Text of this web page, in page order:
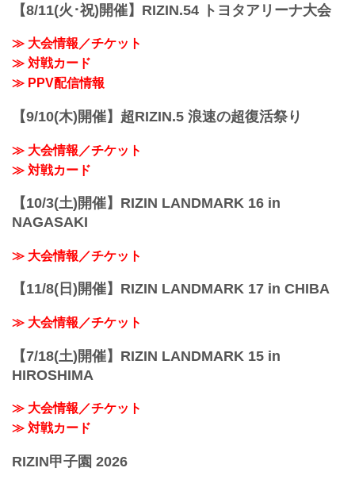
をテーマに、主要都市を中心に開催して
いる通常のナンバーシリーズやRIZIN
【8/11(火･祝)開催】RIZIN.54 トヨタアリーナ大会
≫ 大会情報／チケット
≫ 対戦カード
≫ PPV配信情報
【9/10(木)開催】超RIZIN.5 浪速の超復活祭り
≫ 大会情報／チケット
≫ 対戦カード
【10/3(土)開催】RIZIN LANDMARK 16 in
NAGASAKI
≫ 大会情報／チケット
【11/8(日)開催】RIZIN LANDMARK 17 in CHIBA
≫ 大会情報／チケット
【7/18(土)開催】RIZIN LANDMARK 15 in
HIROSHIMA
≫ 大会情報／チケット
≫ 対戦カード
RIZIN甲子園 2026